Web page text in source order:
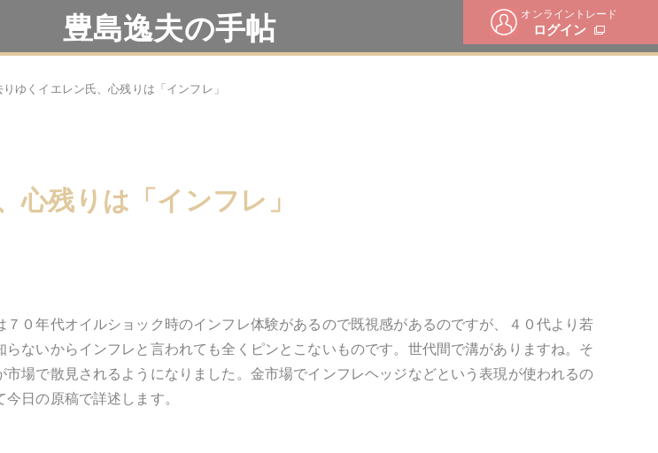
オンライントレード
ログイン
豊島逸夫の手帖
りゆくイエレン氏、心残りは「インフレ」
心残りは「インフレ」
７０年代オイルショック時のインフレ体験があるので既視感があるのですが、４０代より若
ないからインフレと言われても全くピンとこないものです。世代間で溝がありますね。そ
場で散見されるようになりました。金市場でインフレヘッジなどという表現が使われるの
日の原稿で詳述します。